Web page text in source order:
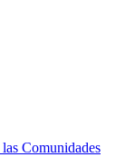
Comunidades